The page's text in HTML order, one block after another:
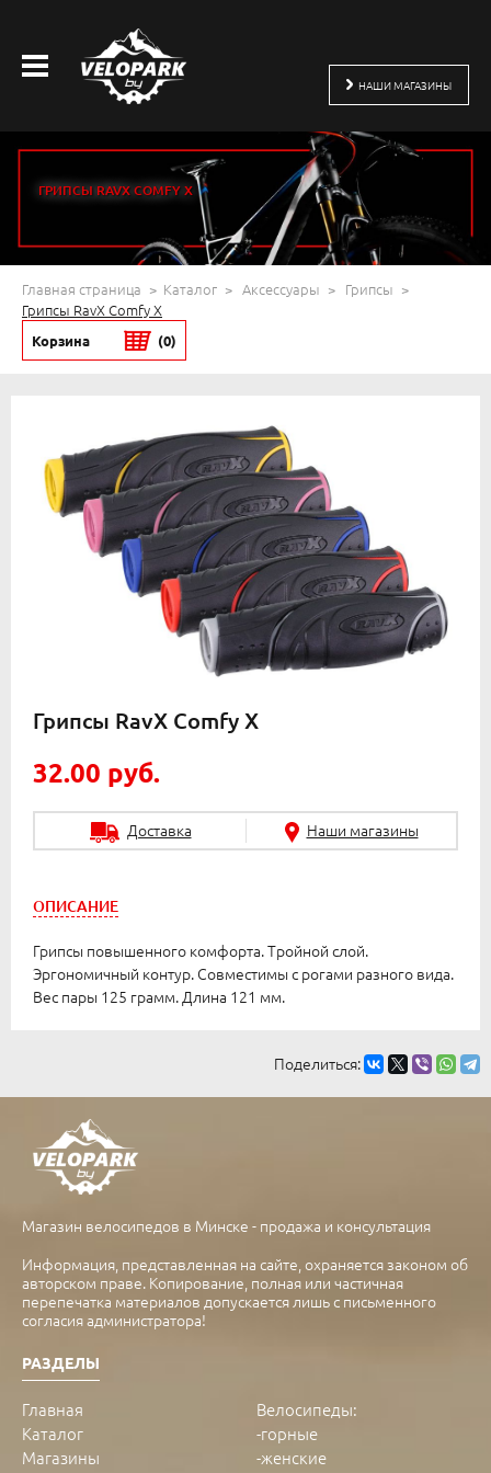
НАШИ МАГАЗИНЫ
ГРИПСЫ RAVX COMFY X
Главная страница Каталог Аксессуары
Грипсы
Грипсы RavX Comfy X
Корзина (0)
Грипсы RavX Comfy X
32.00 руб.
Доставка Наши магазины
ОПИСАНИЕ
Грипсы повышенного комфорта. Тройной слой.
Эргономичный контур. Совместимы с рогами разного вида.
Вес пары 125 грамм. Длина 121 мм.
Поделиться:
Магазин велосипедов в Минске - продажа и консультация
Информация, представленная на сайте, охраняется законом об
авторском праве. Копирование, полная или частичная
перепечатка материалов допускается лишь с письменного
согласия администратора!
РАЗДЕЛЫ
Главная
Каталог
Магазины
Велосипеды:
-горные
-женские